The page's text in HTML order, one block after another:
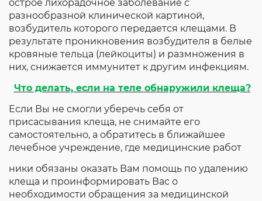
острое лихорадочное заболевание с
разнообразной клинической картиной,
возбудитель которого передается клещами. В
результате проникновения возбудителя в белые
кровяные тельца (лейкоциты) и размножения в
них, снижается иммунитет к другим инфекциям.
Что делать, если на теле обнаружили клеща?
Если Вы не смогли уберечь себя от
присасывания клеща, не снимайте его
самостоятельно, а обратитесь в ближайшее
лечебное учреждение, где медицинские работ
ники обязаны оказать Вам помощь по удалению
клеща и проинформировать Вас о
необходимости обращения за медицинской